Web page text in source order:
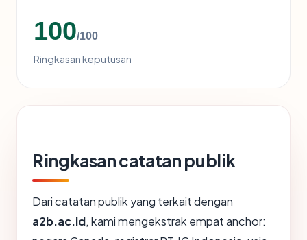
100/100
Ringkasan keputusan
Ringkasan catatan publik
Dari catatan publik yang terkait dengan
a2b.ac.id, kami mengekstrak empat anchor: